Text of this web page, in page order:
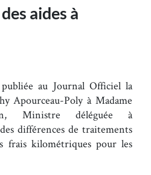
aides à
au Journal Officiel la
Apourceau-Poly à Madame
Ministre déléguée à
différences de traitements
frais kilométriques pour les